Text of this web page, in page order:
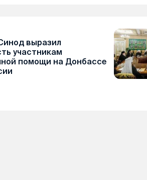
выразил
участникам
помощи на Донбассе